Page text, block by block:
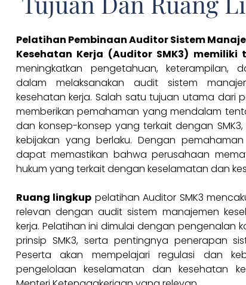
Pelatihan Pembinaan Auditor Sistem
Kesehatan Kerja (Auditor SMK3) memiliki
meningkatkan pengetahuan, keterampilan,
dalam melaksanakan audit sistem
kesehatan kerja. Salah satu tujuan utama dari
memberikan pemahaman yang mendalam
dan konsep-konsep yang terkait dengan
kebijakan yang berlaku. Dengan
dapat memastikan bahwa perusahaan
hukum yang terkait dengan keselamatan dan
Ruang lingkup pelatihan Auditor SMK3
relevan dengan audit sistem manajemen
kerja. Pelatihan ini dimulai dengan pengenalan
prinsip SMK3, serta pentingnya penerapan
Peserta akan mempelajari regulasi dan
pengelolaan keselamatan dan kesehatan